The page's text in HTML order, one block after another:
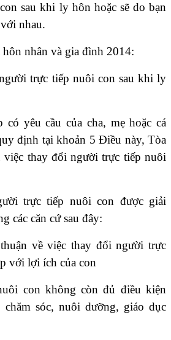
sau khi ly hôn hoặc sẽ do bạn
nhau.
nhân và gia đình 2014:
trực tiếp nuôi con sau khi ly
yêu cầu của cha, mẹ hoặc cá
định tại khoản 5 Điều này, Tòa
việc thay đổi người trực tiếp nuôi
trực tiếp nuôi con được giải
các căn cứ sau đây:
về việc thay đổi người trực
với lợi ích của con
con không còn đủ điều kiện
sóc, nuôi dưỡng, giáo dục